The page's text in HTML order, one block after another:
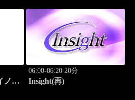
ノベ
06:00-06:20 20分
Insight(再)